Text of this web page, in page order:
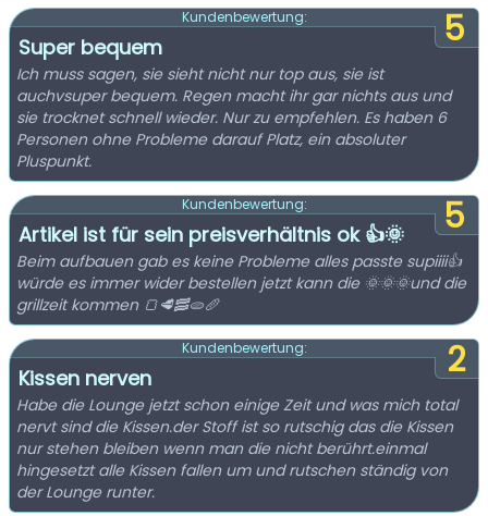
5
Kundenbewertung:
Super bequem
Ich muss sagen, sie sieht nicht nur top aus, sie ist
auchvsuper bequem. Regen macht ihr gar nichts aus und
sie trocknet schnell wieder. Nur zu empfehlen. Es haben 6
Personen ohne Probleme darauf Platz, ein absoluter
Pluspunkt.
5
Kundenbewertung:
Artikel ist für sein preisverhältnis ok 👍🌞
Beim aufbauen gab es keine Probleme alles passte supiiii👍
würde es immer wider bestellen jetzt kann die 🌞🌞🌞und die
grillzeit kommen 🍞🥩🥓🫓🥖
2
Kundenbewertung:
Kissen nerven
Habe die Lounge jetzt schon einige Zeit und was mich total
nervt sind die Kissen.der Stoff ist so rutschig das die Kissen
nur stehen bleiben wenn man die nicht berührt.einmal
hingesetzt alle Kissen fallen um und rutschen ständig von
der Lounge runter.